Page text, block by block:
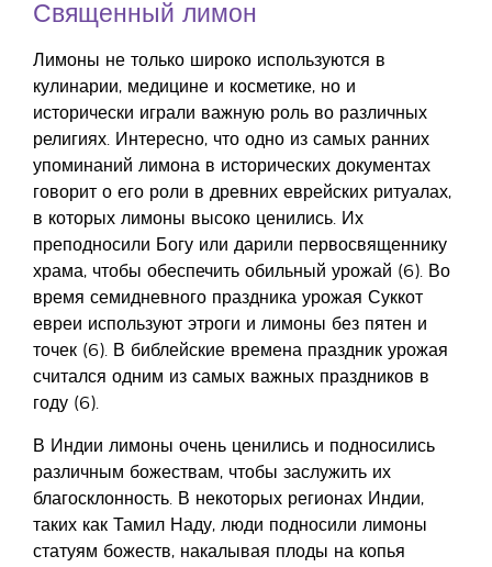
Священный лимон
Лимоны не только широко используются в
кулинарии, медицине и косметике, но и
исторически играли важную роль во различных
религиях. Интересно, что одно из самых ранних
упоминаний лимона в исторических документах
говорит о его роли в древних еврейских ритуалах,
в которых лимоны высоко ценились. Их
преподносили Богу или дарили первосвященнику
храма, чтобы обеспечить обильный урожай (6). Во
время семидневного праздника урожая Суккот
евреи используют этроги и лимоны без пятен и
точек (6). В библейские времена праздник урожая
считался одним из самых важных праздников в
году (6).
В Индии лимоны очень ценились и подносились
различным божествам, чтобы заслужить их
благосклонность. В некоторых регионах Индии,
таких как Тамил Наду, люди подносили лимоны
статуям божеств, накалывая плоды на копья